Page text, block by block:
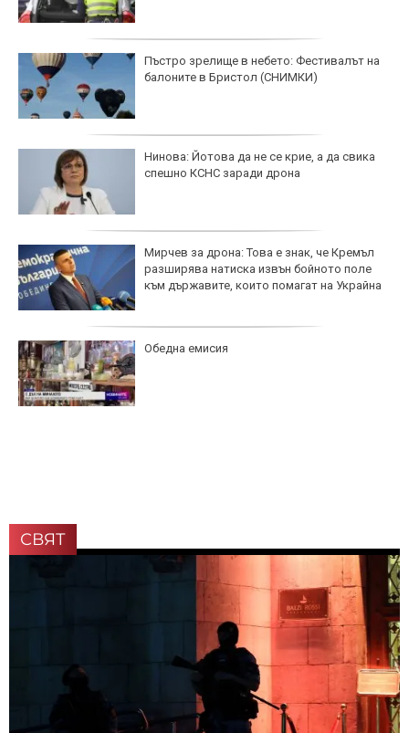
Пъстро зрелище в небето: Фестивалът на
балоните в Бристол (СНИМКИ)
Нинова: Йотова да не се крие, а да свика
спешно КСНС заради дрона
Мирчев за дрона: Това е знак, че Кремъл
разширява натиска извън бойното поле
към държавите, които помагат на Украйна
Обедна емисия
СВЯТ